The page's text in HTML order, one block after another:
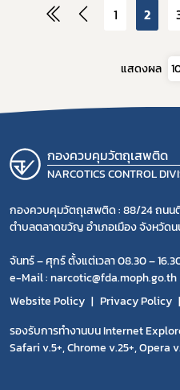
1 2
แสดงผล
กองควบคุมวัตถุเสพติด
NARCOTICS CONTROL
กองควบคุมวัตถุเสพติด : 88/24 ถนน
ตำบลตลาดขวัญ อำเภอเมือง จังหวัดน
จันทร์ – ศุกร์ ตั้งแต่เวลา 08.30 –
e-Mail : narcotic@fda.moph.go.th
Website Policy
Privacy Policy
รองรับการทำงานบน Internet
Safari v.5+, Chrome v.25+, Opera